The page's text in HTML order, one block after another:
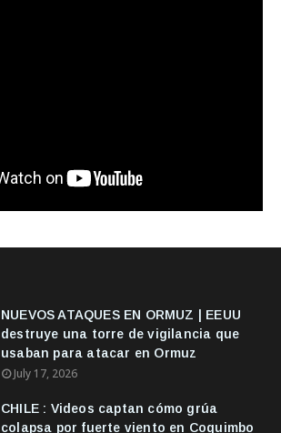
NUEVOS ATAQUES EN ORMUZ | EEUU
destruye una torre de vigilancia que
usaban para atacar en Ormuz
July 17, 2026
CHILE : Videos captan cómo grúa
colapsa por fuerte viento en Coquimbo